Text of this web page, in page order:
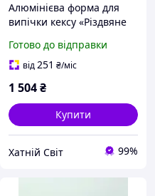
Алюмінієва форма для
випічки кексу «Різдвяне
святкова 3D форма
Готово до відправки
від251 ₴/міс
1 504₴
Купити
Хатній Світ 99%